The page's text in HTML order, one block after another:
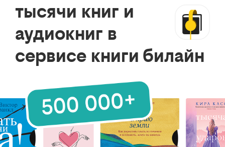
тысячи книг и
аудиокниг в
сервисе книги билайн